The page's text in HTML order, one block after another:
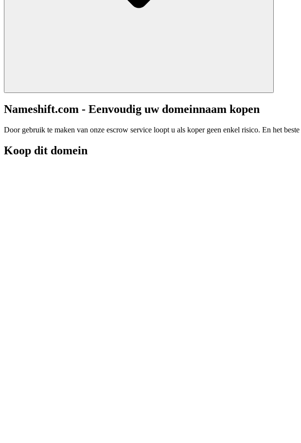
Nameshift.com - Eenvoudig uw domeinnaam kopen
Door gebruik te maken van onze escrow service loopt u als koper geen enkel risico. En het
Koop dit domein